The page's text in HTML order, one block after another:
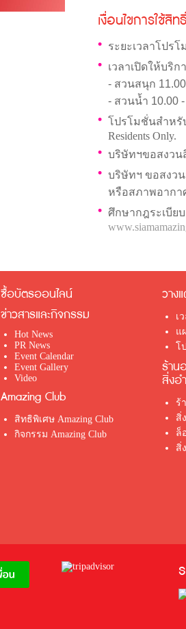
เงื่อนไขการใช้สิทธิ์
ระยะเวลาโปร
เวลาเปิดให้บริก
- สวนสนุก
- สวนน้ำ 10.00
โปรโมชั่นสำหรั
Residents Only.
บริษัทฯขอสงวน
บริษัทฯ ขอสงวน
หรือสภาพอากา
ศึกษากฎระเบีย
ซื้อบัตรออนไลน์
ข่าวสารและกิจกรรม
Hot News
PR News
Event Calendar
Event Gallery
Video
Amazing Club
สิทธิพิเศษ Amazing Club
กิจกรรม Amazing Club
วาง
เ
แ
โ
ร้าน
สิ่งอ
ร้
สิ่
ล็
สิ่